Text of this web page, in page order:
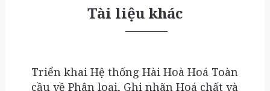
Tài liệu khác
Triển khai Hệ thống Hài Hoà Hoá Toàn
cầu về Phân loại, Ghi nhãn Hoá chất và